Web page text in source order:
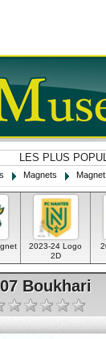
LES PLUS
Magnets
2023-24 Logo
2D
Boukhari